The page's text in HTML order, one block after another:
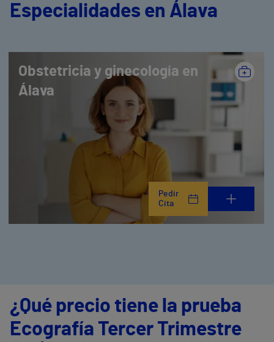
Especialidades en Álava
Obstetricia y ginecología en
Álava
Pedir
Cita
¿Qué precio tiene la prueba
Ecografía Tercer Trimestre